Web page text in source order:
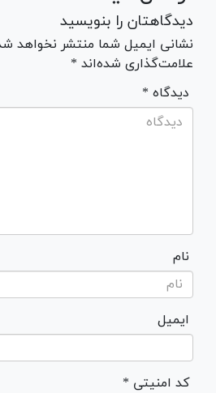
دیدگاهتان را بنویسید
نشانی ایمیل شما منتشر نخواهد
علامت‌گذاری شده‌اند *
* دیدگاه
نام
ایمیل
* کد امنیتی